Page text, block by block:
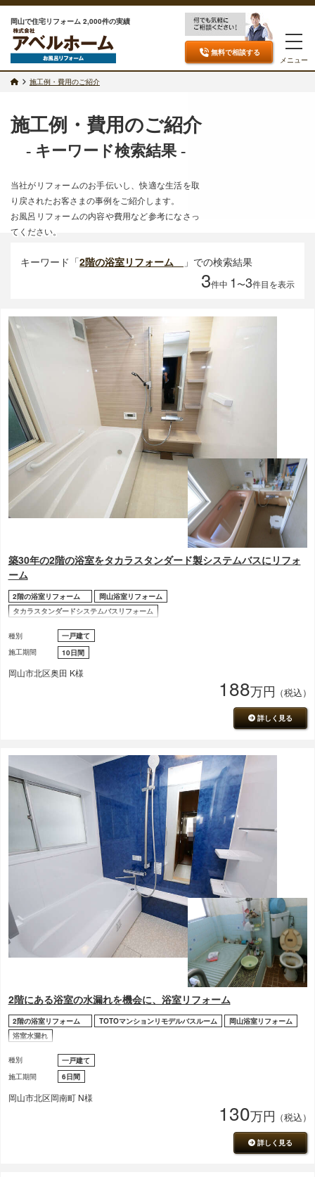
岡山で住宅リフォーム 2,000件の実績
無料で相談する
メニュー
施工例・費用のご紹介
施工例・費用のご紹介
- キーワード検索結果 -
当社がリフォームのお手伝いし、快適な生活を取
り戻されたお客さまの事例をご紹介します。
お風呂リフォームの内容や費用など参考になさっ
てください。
キーワード「2階の浴室リフォーム 」での検索結果
3件中 1〜3件目を表示
築30年の2階の浴室をタカラスタンダード製システムバスにリフォ
ーム
2階の浴室リフォーム
岡山浴室リフォーム
タカラスタンダードシステムバスリフォーム
種別
一戸建て
施工期間
10日間
岡山市北区奥田 K様
188万円 （税込）
詳しく見る
2階にある浴室の水漏れを機会に、浴室リフォーム
2階の浴室リフォーム TOTOマンションリモデルバスルーム
岡山浴室リフォーム
浴室水漏れ
種別
一戸建て
施工期間
6日間
岡山市北区岡南町 N様
130万円 （税込）
詳しく見る